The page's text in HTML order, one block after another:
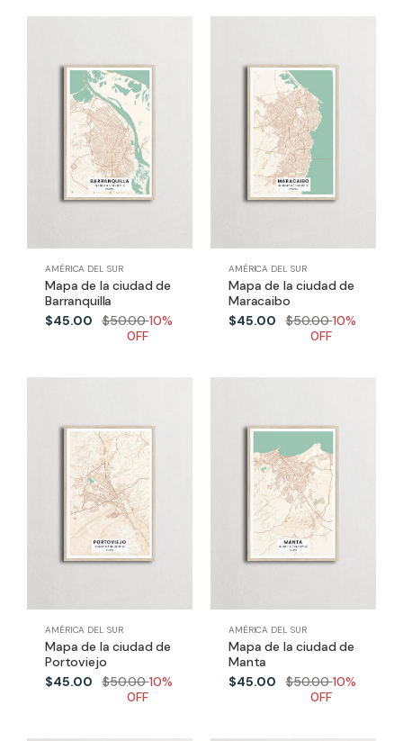
AMÉRICA DEL SUR
Mapa de la ciudad de
Barranquilla
$45.00
$50.0010%
0FF
AMÉRICA DEL SUR
Mapa de la ciudad de
Maracaibo
$45.00
$50.0010%
0FF
AMÉRICA DEL SUR
Mapa de la ciudad de
Portoviejo
$45.00
$50.0010%
0FF
AMÉRICA DEL SUR
Mapa de la ciudad de
Manta
$45.00
$50.0010%
0FF